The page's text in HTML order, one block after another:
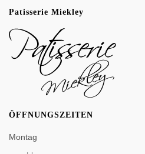
Patisserie Miekley
ÖFFNUNGSZEITEN
Montag